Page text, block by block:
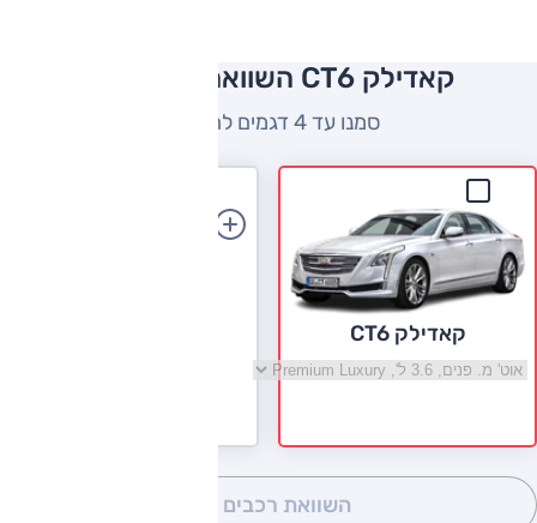
קאדילק CT6 השוואה למתחרים
סמנו עד 4 דגמים להשוואה
קאדילק CT6
בחר גרסה קאדילק CT6
השוואת רכבים